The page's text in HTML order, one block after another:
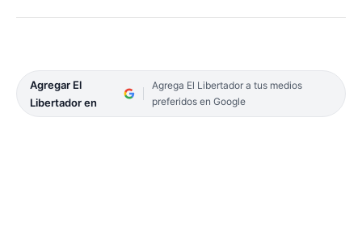
Agregar El
Libertador en
Agrega El Libertador a tus medios
preferidos en Google